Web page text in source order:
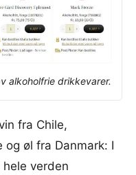
alkoholfrie drikkevarer.
fra Chile,
og øl fra Danmark: I
verden